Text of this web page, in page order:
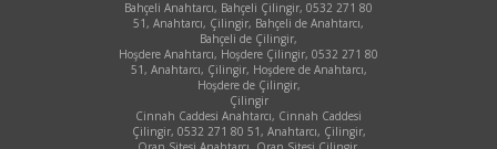
Bahçeli Anahtarcı, Bahçeli Çilingir, 0532 271 80
51, Anahtarcı, Çilingir, Bahçeli de Anahtarcı,
Bahçeli de Çilingir,
Hoşdere Anahtarcı, Hoşdere Çilingir, 0532 271 80
51, Anahtarcı, Çilingir, Hoşdere de Anahtarcı,
Hoşdere de Çilingir,
Çilingir
Cinnah Caddesi Anahtarcı, Cinnah Caddesi
Çilingir, 0532 271 80 51, Anahtarcı, Çilingir,